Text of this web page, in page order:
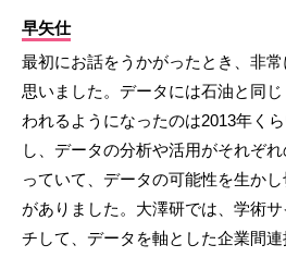
早矢仕
最初にお話をうかがったとき、非
思いました。データには石油と同
われるようになったのは2013年く
し、データの分析や活用がそれぞ
っていて、データの可能性を生か
がありました。大澤研では、学術
チして、データを軸とした企業間